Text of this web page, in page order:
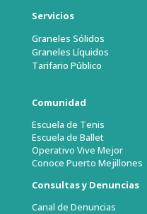
Servicios
Graneles Sólidos
Graneles Líquidos
Tarifario Público
Comunidad
Escuela de Tenis
Escuela de Ballet
Operativo Vive Mejor
Conoce Puerto Mejillones
Consultas y Denuncias
Canal de Denuncias